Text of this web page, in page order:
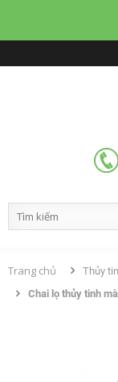
Trang chủ Thủy
Chai lọ thủy tinh